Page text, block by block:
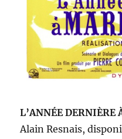
L’ANNÉE DERNIÈRE
Alain Resnais,